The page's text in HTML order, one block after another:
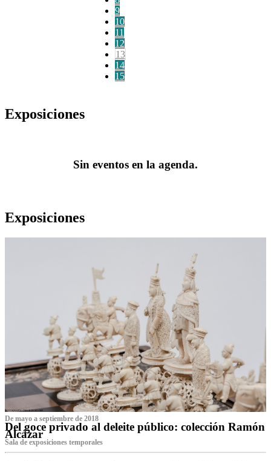
9
10
11
12
13
14
15
Exposiciones
Sin eventos en la agenda.
Exposiciones
De mayo a septiembre de 2018
Del goce privado al deleite público: colección Ramón
Alcázar
Sala de exposiciones temporales